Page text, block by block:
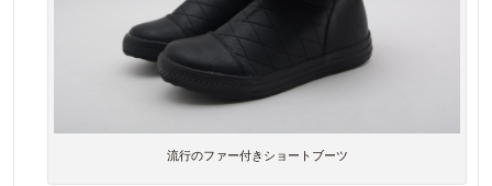
流行のファー付きショートブーツ